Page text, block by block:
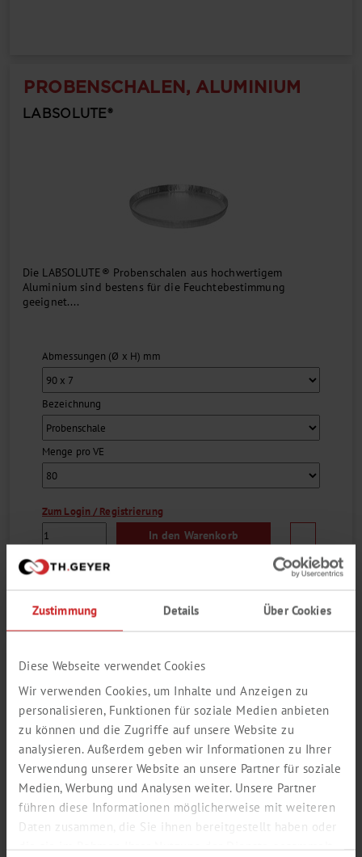
Zustimmung Details Über Cookies
Diese Webseite verwendet Cookies
Wir verwenden Cookies, um Inhalte und Anzeigen zu
personalisieren, Funktionen für soziale Medien anbieten
zu können und die Zugriffe auf unsere Website zu
analysieren. Außerdem geben wir Informationen zu Ihrer
Verwendung unserer Website an unsere Partner für soziale
Medien, Werbung und Analysen weiter. Unsere Partner
führen diese Informationen möglicherweise mit weiteren
Daten zusammen, die Sie ihnen bereitgestellt haben oder
PROBENSCHALEN, ALUMINIUM
LABSOLUTE®
Die LABSOLUTE® Probenschalen aus hochwertigem
Aluminium sind bestens für die Feuchtebestimmung
geeignet....
Abmessungen (Ø x H) mm
Bezeichnung
Menge pro VE
Zum Login / Registrierung
In den Warenkorb
Bestellnummer
PH-PUFFERLÖSUNGEN OHNE
FARBCODIERUNG (20 °C)
CHEMSOLUTE®